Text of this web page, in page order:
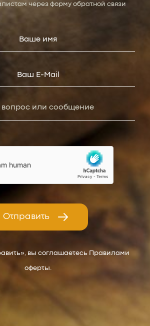
через форму обратной связи
Отправить
вы соглашаетесь Правилами
оферты.